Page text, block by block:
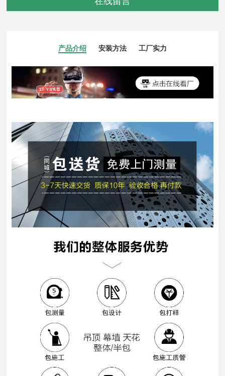
产品介绍 安装方法 工厂实力